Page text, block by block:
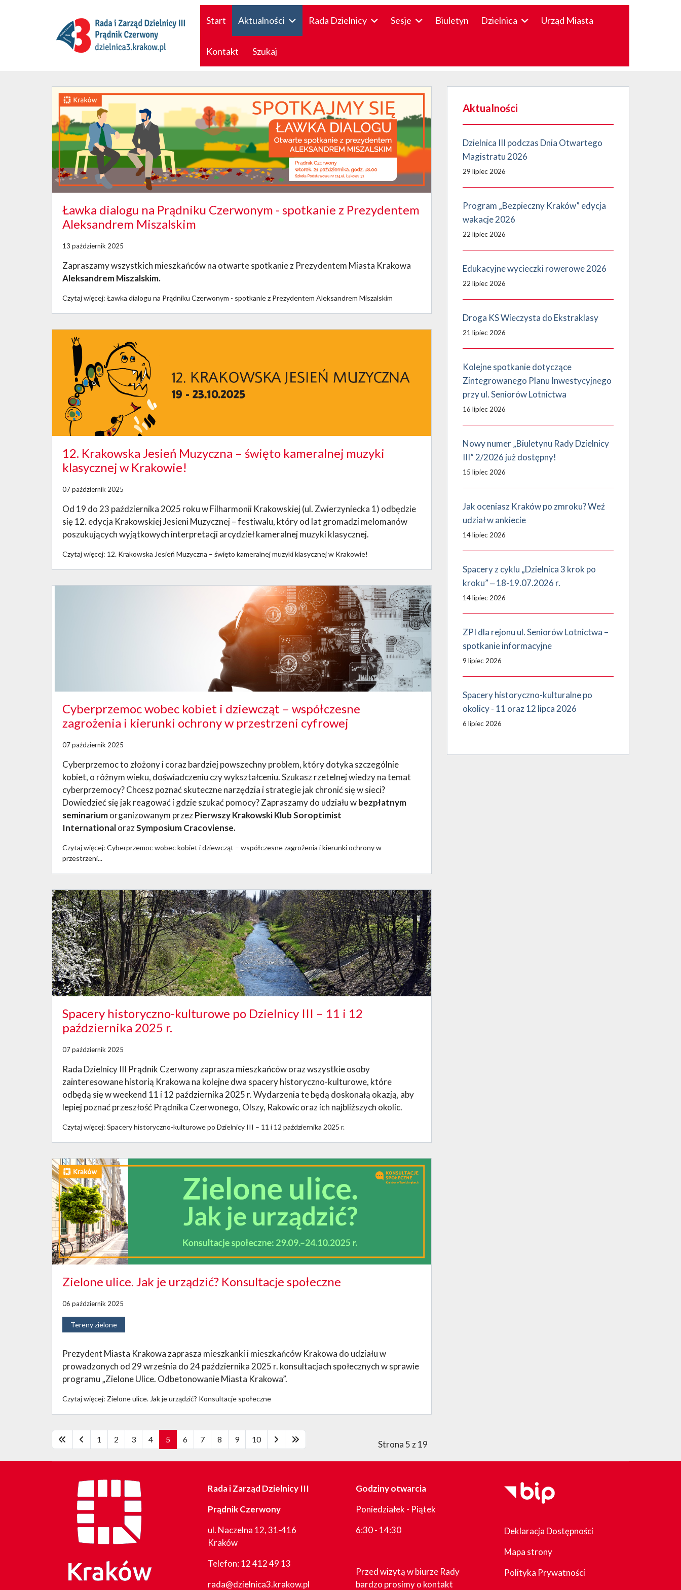
Start Aktualności Rada Dzielnicy Sesje Biuletyn Dzielnica Urząd Miasta
Kontakt Szukaj
Ławka dialogu na Prądniku Czerwonym - spotkanie z Prezydentem
Aleksandrem Miszalskim
13 październik 2025
Zapraszamy wszystkich mieszkańców na otwarte spotkanie z Prezydentem Miasta Krakowa
Aleksandrem Miszalskim.
Czytaj więcej: Ławka dialogu na Prądniku Czerwonym - spotkanie z Prezydentem Aleksandrem Miszalskim
12. Krakowska Jesień Muzyczna – święto kameralnej muzyki
klasycznej w Krakowie!
07 październik 2025
Od 19 do 23 października 2025 roku w Filharmonii Krakowskiej (ul. Zwierzyniecka 1) odbędzie
się 12. edycja Krakowskiej Jesieni Muzycznej – festiwalu, który od lat gromadzi melomanów
poszukujących wyjątkowych interpretacji arcydzieł kameralnej muzyki klasycznej.
Czytaj więcej: 12. Krakowska Jesień Muzyczna – święto kameralnej muzyki klasycznej w Krakowie!
Cyberprzemoc wobec kobiet i dziewcząt – współczesne
zagrożenia i kierunki ochrony w przestrzeni cyfrowej
07 październik 2025
Cyberprzemoc to złożony i coraz bardziej powszechny problem, który dotyka szczególnie
kobiet, o różnym wieku, doświadczeniu czy wykształceniu. Szukasz rzetelnej wiedzy na temat
cyberprzemocy? Chcesz poznać skuteczne narzędzia i strategie jak chronić się w sieci?
Dowiedzieć się jak reagować i gdzie szukać pomocy? Zapraszamy do udziału wbezpłatnym
seminariumorganizowanym przezPierwszy Krakowski Klub Soroptimist
InternationalorazSymposium Cracoviense.
Czytaj więcej: Cyberprzemoc wobec kobiet i dziewcząt – współczesne zagrożenia i kierunki ochrony w
przestrzeni...
Spacery historyczno-kulturowe po Dzielnicy III – 11 i 12
października 2025 r.
07 październik 2025
Rada Dzielnicy III Prądnik Czerwony zaprasza mieszkańców oraz wszystkie osoby
zainteresowane historią Krakowa na kolejne dwa spacery historyczno-kulturowe, które
odbędą się w weekend 11 i 12 października 2025 r. Wydarzenia te będą doskonałą okazją, aby
lepiej poznać przeszłość Prądnika Czerwonego, Olszy, Rakowic oraz ich najbliższych okolic.
Czytaj więcej: Spacery historyczno-kulturowe po Dzielnicy III – 11 i 12 października 2025 r.
Zielone ulice. Jak je urządzić? Konsultacje społeczne
06 październik 2025
Tereny zielone
Prezydent Miasta Krakowa zaprasza mieszkanki i mieszkańców Krakowa do udziału w
prowadzonych od 29 września do 24 października 2025 r. konsultacjach społecznych w sprawie
programu „Zielone Ulice. Odbetonowanie Miasta Krakowa”.
Czytaj więcej: Zielone ulice. Jak je urządzić? Konsultacje społeczne
Strona 5 z 19
1 2 3 4 5 6 7 8 9 10
Aktualności
Dzielnica III podczas Dnia Otwartego
Magistratu 2026
29 lipiec 2026
Program „Bezpieczny Kraków” edycja
wakacje 2026
22 lipiec 2026
Edukacyjne wycieczki rowerowe 2026
22 lipiec 2026
Droga KS Wieczysta do Ekstraklasy
21 lipiec 2026
Kolejne spotkanie dotyczące
Zintegrowanego Planu Inwestycyjnego
przy ul. Seniorów Lotnictwa
16 lipiec 2026
Nowy numer „Biuletynu Rady Dzielnicy
III” 2/2026 już dostępny!
15 lipiec 2026
Jak oceniasz Kraków po zmroku? Weź
udział w ankiecie
14 lipiec 2026
Spacery z cyklu „Dzielnica 3 krok po
kroku” ‒ 18-19.07.2026 r.
14 lipiec 2026
ZPI dla rejonu ul. Seniorów Lotnictwa –
spotkanie informacyjne
9 lipiec 2026
Spacery historyczno-kulturalne po
okolicy - 11 oraz 12 lipca 2026
6 lipiec 2026
Rada i Zarząd Dzielnicy III
Prądnik Czerwony
ul. Naczelna 12, 31-416
Kraków
Telefon:12 412 49 13
rada@dzielnica3.krakow.pl
Godziny otwarcia
Poniedziałek - Piątek
6:30 - 14:30
Przed wizytą w biurze Rady
bardzo prosimy o kontakt
Deklaracja Dostępności
Mapa strony
Polityka Prywatności